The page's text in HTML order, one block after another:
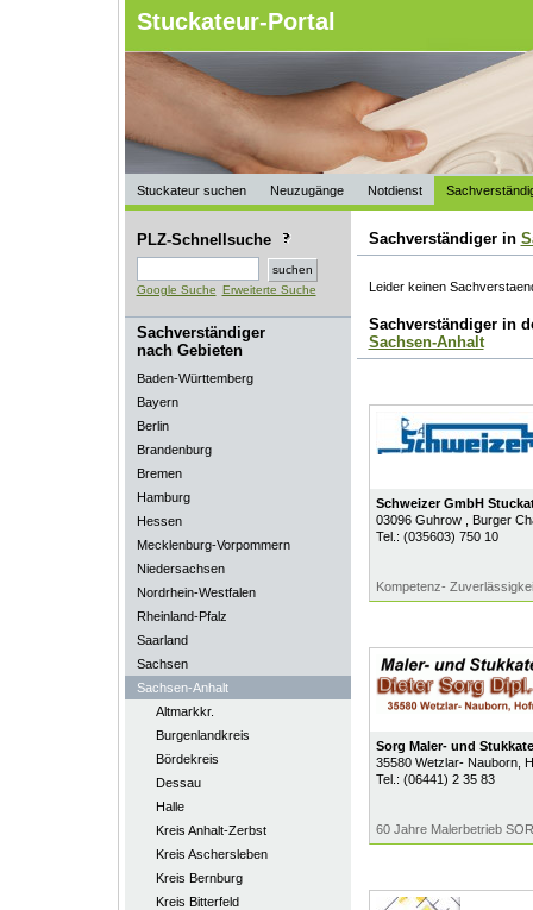
Stuckateur-Portal
Stuckateur suchen Neuzugänge Notdienst
PLZ-Schnellsuche
Google Suche Erweiterte Suche
Sachverständiger
nach Gebieten
Baden-Württemberg
Bayern
Berlin
Brandenburg
Bremen
Hamburg
Hessen
Mecklenburg-Vorpommern
Niedersachsen
Nordrhein-Westfalen
Rheinland-Pfalz
Saarland
Sachsen
Sachsen-Anhalt
Altmarkkr.
Burgenlandkreis
Bördekreis
Dessau
Halle
Kreis Anhalt-Zerbst
Kreis Aschersleben
Kreis Bernburg
Kreis Bitterfeld
Sachverständiger in
Leider keinen
Sachverständiger in
Sachsen-Anhalt
Schweizer GmbH
03096 Guhrow
, Burger
Tel.: (035603) 750 10
Kompetenz-
Sorg Maler- und
35580 Wetzlar- Nauborn,
Tel.: (06441) 2 35 83
60 Jahre Malerbetrieb